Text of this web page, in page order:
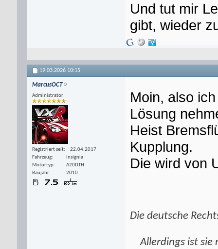
Und tut mir
gibt, wieder
19.03.2026 10:15
MarcusOCT
Administrator
Registriert seit
22.04.2017
Fahrzeug
Insignia
Motortyp
A20DTH
Baujahr
2010
Moin, also
Lösung
Heist
Kupplung.
Die wird von
Die deutsche
Allerdings ist sie